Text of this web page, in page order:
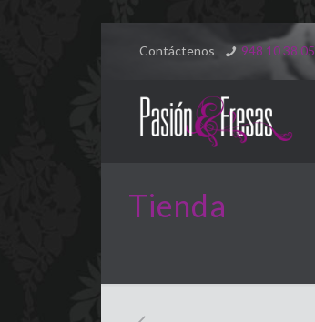
Contáctenos 948 10 38 05
Tienda